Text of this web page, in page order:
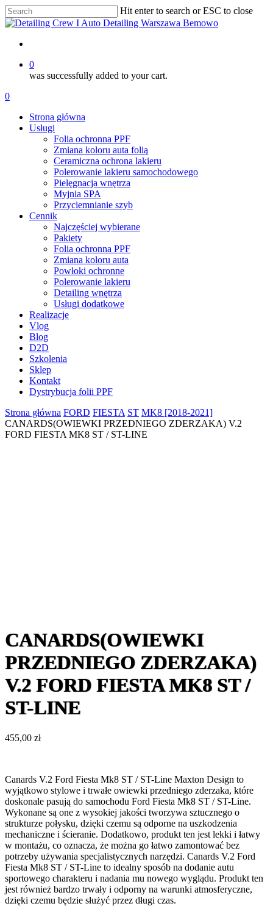
Skip
to
content
Hit enter to search or ESC to close
Close
0
was successfully added to your cart.
Menu
account
0
Strona główna
Usługi
Folia ochronna PPF
Zmiana koloru auta folią
Ceramiczna ochrona lakieru
Polerowanie lakieru samochodowego
Pielęgnacja wnętrza
Myjnia SPA
Przyciemnianie szyb
Cennik
Najczęściej wybierane
Pakiety
Folia ochronna PPF
Zmiana koloru auta
Powłoki ochronne
Polerowanie lakieru
Detailing wnętrza
Usługi dodatkowe
Realizacje
Vlog
Blog
D2D
Szkolenia
Sklep
Kontakt
Dystrybucja folii PPF
Strona główna FORD FIESTA ST MK8 [2018-2021]
CANARDS(OWIEWKI PRZEDNIEGO ZDERZAKA) V.2
FORD FIESTA MK8 ST / ST-LINE
CANARDS(OWIEWKI
PRZEDNIEGO ZDERZAKA)
V.2 FORD FIESTA MK8 ST /
ST-LINE
455,00 zł
Canards V.2 Ford Fiesta Mk8 ST / ST-Line Maxton Design to
wyjątkowo stylowe i trwałe owiewki przedniego zderzaka, które
doskonale pasują do samochodu Ford Fiesta Mk8 ST / ST-Line.
Wykonane są one z wysokiej jakości tworzywa sztucznego o
strukturze połysku, dzięki czemu są odporne na uszkodzenia
mechaniczne i ścieranie. Dodatkowo, produkt ten jest lekki i łatwy
w montażu, co oznacza, że można go łatwo zamontować bez
potrzeby używania specjalistycznych narzędzi. Canards V.2 Ford
Fiesta Mk8 ST / ST-Line to idealny sposób na dodanie autu
sportowego charakteru i nadania mu nowego wyglądu. Produkt ten
jest również bardzo trwały i odporny na warunki atmosferyczne,
dzięki czemu będzie służyć przez długi czas.